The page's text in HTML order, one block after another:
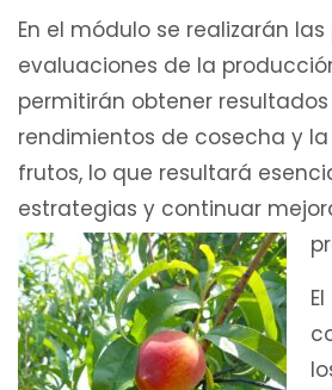
En el módulo se realizarán
evaluaciones de la
permitirán obtener resultados
rendimientos de cosecha y
frutos, lo que resultará
estrategias y continuar